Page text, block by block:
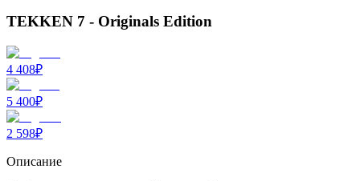
TEKKEN 7 - Originals Edition
4 408₽
5 400₽
2 598₽
Описание